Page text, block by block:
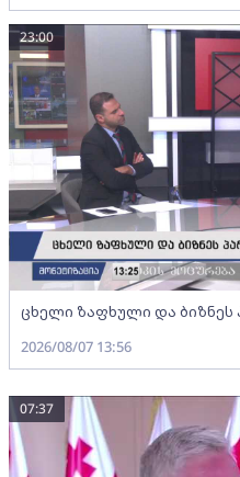
ცხელი ზაფხული და ბიზნეს
23:00
2026/08/07 13:56
07:37